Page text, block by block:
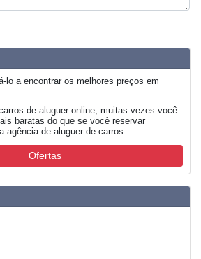
lo a encontrar os melhores preços em
de aluguer online, muitas vezes você
baratas do que se você reservar
agência de aluguer de carros.
Ofertas